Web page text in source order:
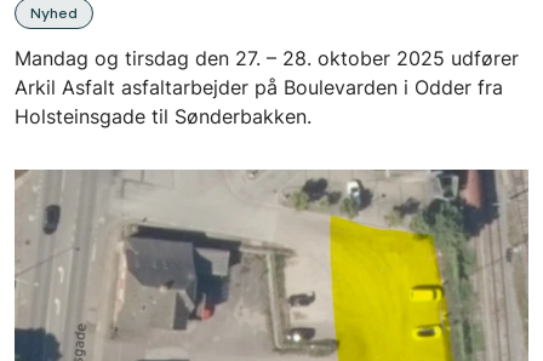
Nyhed
Mandag og tirsdag den 27. – 28. oktober 2025 udfører
Arkil Asfalt asfaltarbejder på Boulevarden i Odder fra
Holsteinsgade til Sønderbakken.